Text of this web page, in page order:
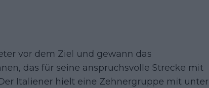
vor dem Ziel und gewann das
das für seine anspruchsvolle Strecke mit
Italiener hielt eine Zehnergruppe mit unter